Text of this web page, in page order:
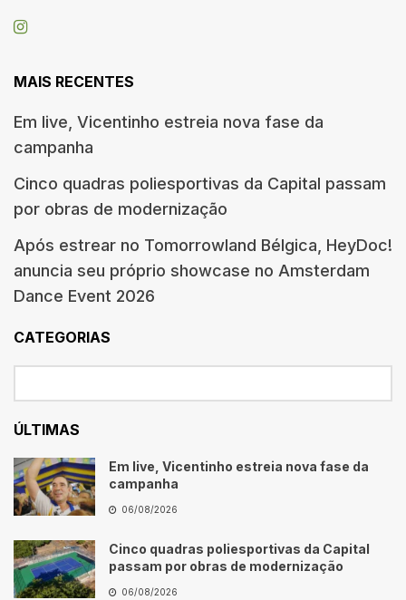
MAIS RECENTES
Em live, Vicentinho estreia nova fase da
campanha
Cinco quadras poliesportivas da Capital passam
por obras de modernização
Após estrear no Tomorrowland Bélgica, HeyDoc!
anuncia seu próprio showcase no Amsterdam
Dance Event 2026
CATEGORIAS
ÚLTIMAS
Em live, Vicentinho estreia nova fase da
campanha
06/08/2026
Cinco quadras poliesportivas da Capital
passam por obras de modernização
06/08/2026